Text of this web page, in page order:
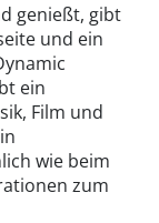
genießt, gibt
und ein
ein
Film und
wie beim
zum